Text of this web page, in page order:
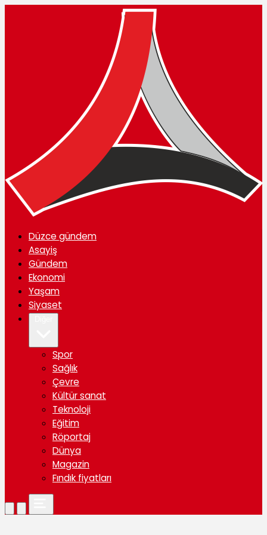
Düzce gündem
Asayiş
Gündem
Ekonomi
Yaşam
Siyaset
Spor
Sağlık
Çevre
Kültür sanat
Teknoloji
Eğitim
Röportaj
Dünya
Magazin
Fındık fiyatları